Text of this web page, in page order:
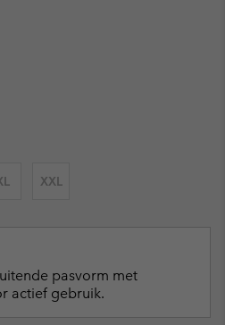
XXL
pasvorm met
actief gebruik.